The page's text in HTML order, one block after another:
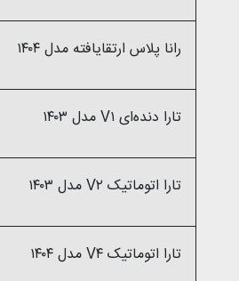
رانا پلاس ارتقایافته مدل ۱۴۰۴
تارا دنده‌ای V۱ مدل ۱۴۰۳
تارا اتوماتیک V۲ مدل ۱۴۰۳
تارا اتوماتیک V۴ مدل ۱۴۰۴